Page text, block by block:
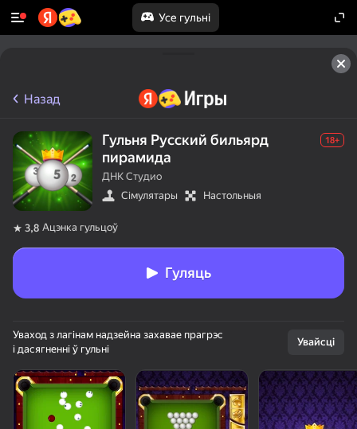
Усе гульні
Назад
Гульня Русский бильярд
пирамида
18+
ДНК Студио
Сімулятары
Настольныя
3,8 Ацэнка гульцоў
Гуляць
Уваход з лагінам надзейна захавае прагрэс
і дасягненні ў гульні
Увайсці